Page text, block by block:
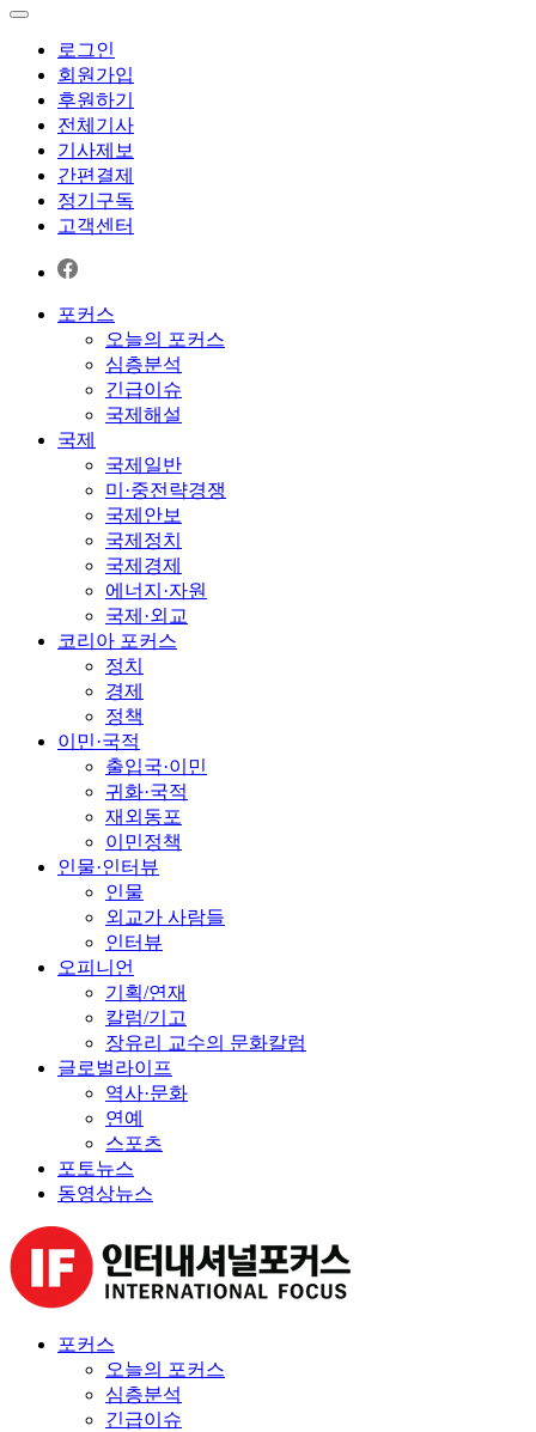
로그인
회원가입
후원하기
전체기사
기사제보
간편결제
정기구독
고객센터
포커스
오늘의 포커스
심층분석
긴급이슈
국제해설
국제
국제일반
미·중전략경쟁
국제안보
국제정치
국제경제
에너지·자원
국제·외교
코리아 포커스
정치
경제
정책
이민·국적
출입국·이민
귀화·국적
재외동포
이민정책
인물·인터뷰
인물
외교가 사람들
인터뷰
오피니언
기획/연재
칼럼/기고
장유리 교수의 문화칼럼
글로벌라이프
역사·문화
연예
스포츠
포토뉴스
동영상뉴스
포커스
오늘의 포커스
심층분석
긴급이슈